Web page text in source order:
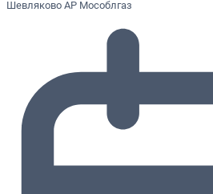
Шевляково АР Мособлгаз